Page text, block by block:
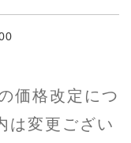
価格改定につ
は変更ござい